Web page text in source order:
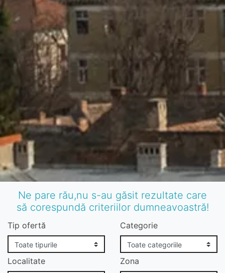
Ne pare rău,nu s-au găsit rezultate care
să corespundă criteriilor dumneavoastră!
Tip ofertă Categorie
Localitate Zona